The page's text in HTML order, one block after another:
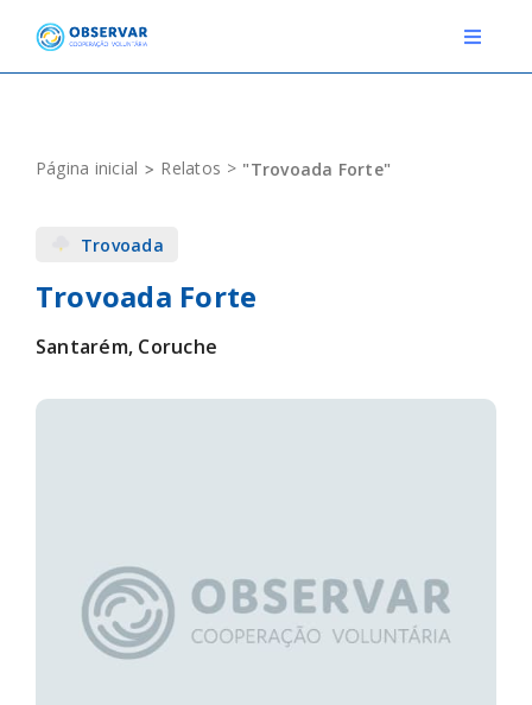
content
Toggle
EVENTOS
DEFINIÇÕES
F.A.Q.
Página inicial Relatos "Trovoada Forte"
Trovoada
Trovoada Forte
Santarém, Coruche